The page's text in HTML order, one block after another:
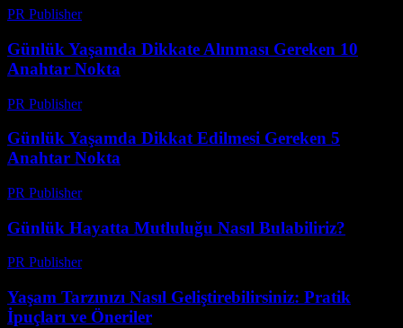
PR Publisher-
Günlük Yaşamda Dikkate Alınması Gereken 10
Anahtar Nokta
PR Publisher-
Günlük Yaşamda Dikkat Edilmesi Gereken 5
Anahtar Nokta
PR Publisher-
Günlük Hayatta Mutluluğu Nasıl Bulabiliriz?
PR Publisher-
Yaşam Tarzınızı Nasıl Geliştirebilirsiniz: Pratik
İpuçları ve Öneriler